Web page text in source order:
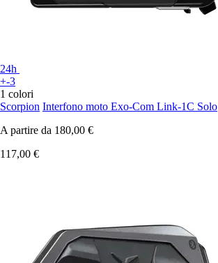
24h
+-3
1 colori
Scorpion Interfono moto Exo-Com Link-1C Solo
A partire da 180,00 €
117,00 €